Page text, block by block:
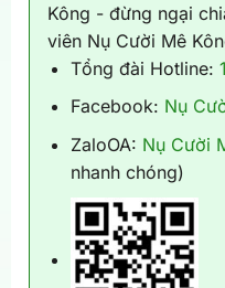
Kông - đừng ngại
viên Nụ Cười Mê
Tổng đài Hotline:
Facebook: Nụ
ZaloOA: Nụ Cười
nhanh chóng)